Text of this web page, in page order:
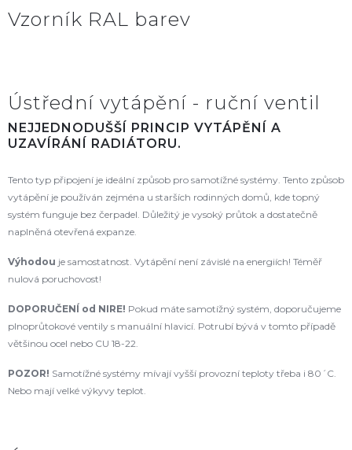
Vzorník RAL barev
Ústřední vytápění - ruční ventil
NEJJEDNODUŠŠÍ PRINCIP VYTÁPĚNÍ A
UZAVÍRÁNÍ RADIÁTORU.
Tento typ připojení je ideální způsob pro samotížné systémy. Tento způsob
vytápění je používán zejména u starších rodinných domů, kde topný
systém funguje bez čerpadel. Důležitý je vysoký průtok a dostatečně
naplněná otevřená expanze.
Výhodou je samostatnost. Vytápění není závislé na energiích! Téměř
nulová poruchovost!
DOPORUČENÍ od NIRE! Pokud máte samotížný systém, doporučujeme
plnoprůtokové ventily s manuální hlavicí. Potrubí bývá v tomto případě
většinou ocel nebo CU 18-22.
POZOR! Samotížné systémy mívají vyšší provozní teploty třeba i 80´C.
Nebo mají velké výkyvy teplot.